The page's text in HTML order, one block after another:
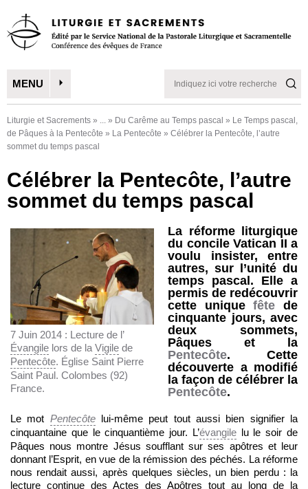
MENU
Liturgie et Sacrements » ... » Du Carême au Temps pascal » Le Temps pascal,
de Pâques à la Pentecôte » La Pentecôte » Célébrer la Pentecôte, l’autre
sommet du temps pascal
Célébrer la Pentecôte, l’autre
sommet du temps pascal
7 Juin 2014 : Lecture de l’
Évangile lors de la Vigile de
Pentecôte. Église Saint Pierre
Saint Paul. Colombes (92)
France.
La réforme liturgique
du concile Vatican II a
voulu insister, entre
autres, sur l’unité du
temps pascal. Elle a
permis de redécouvrir
cette uniquefête de
cinquante jours, avec
deux sommets,
Pâques et la
Pentecôte. Cette
découverte a modifié
la façon de célébrer la
Pentecôte.
Le mot Pentecôtelui-même peut tout aussi bien signifier la
cinquantaine que le cinquantième jour. L’évangilelu le soir de
Pâques nous montre Jésus soufflant sur ses apôtres et leur
donnant l’Esprit, en vue de la rémission des péchés. La réforme
nous rendait aussi, après quelques siècles, un bien perdu : la
lecture continue des Actes des Apôtres tout au long de la